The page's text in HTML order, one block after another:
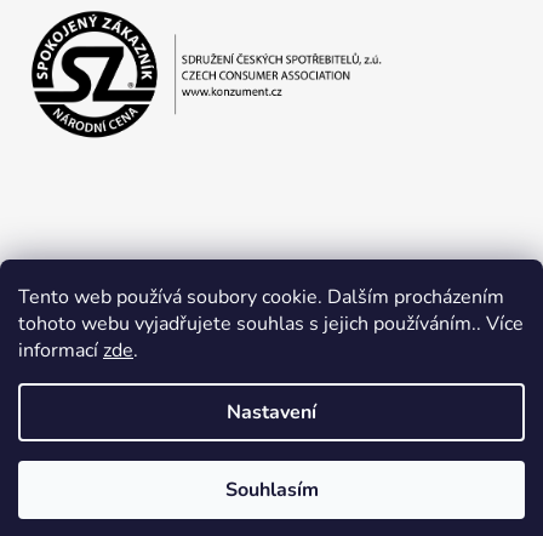
Tento web používá soubory cookie. Dalším procházením
tohoto webu vyjadřujete souhlas s jejich používáním.. Více
informacízde.
Nastavení
Souhlasím
Obchodní podmínky Ochrana osobních údajů
Vytvořil Shoptet
Copyright 2026Jan Lapčík. Všechna práva vyhrazena.